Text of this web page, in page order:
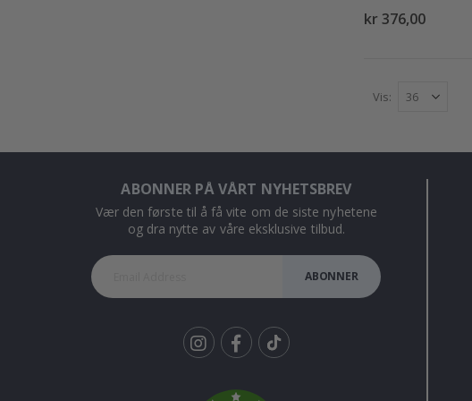
kr 376,00
Vis
ABONNER PÅ VÅRT NYHETSBREV
Vær den første til å få vite om de siste nyhetene
og dra nytte av våre eksklusive tilbud.
ABONNER